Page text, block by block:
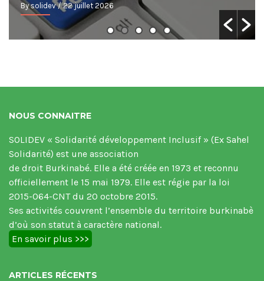
By solidev/ 22 juillet 2026
NOUS CONNAITRE
SOLIDEV « Solidarité développement Inclusif » (Ex Sahel
Solidarité) est une association
de droit Burkinabé. Elle a été créée en 1973 et reconnu
officiellement le 15 mai 1979. Elle est régie par la loi
2015-064-CNT du 20 octobre 2015.
Ses activités couvrent l’ensemble du territoire burkinabè
d’où son statut à caractère national.
En savoir plus >>>
ARTICLES RÉCENTS